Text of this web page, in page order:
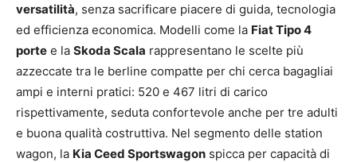
versatilità, senza sacrificare piacere di guida, tecnologia
ed efficienza economica. Modelli come la Fiat Tipo 4
porte e la Skoda Scala rappresentano le scelte più
azzeccate tra le berline compatte per chi cerca bagagliai
ampi e interni pratici: 520 e 467 litri di carico
rispettivamente, seduta confortevole anche per tre adulti
e buona qualità costruttiva. Nel segmento delle station
wagon, la Kia Ceed Sportswagon spicca per capacità di